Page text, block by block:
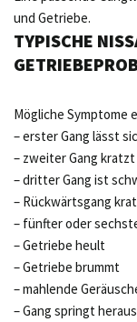
und Getriebe.
TYPISCHE
Mögliche Symptome
– erster Gang lässt
– zweiter Gang kratzt
– dritter Gang ist
– Rückwärtsgang
– fünfter oder
– Getriebe heult
– Getriebe brummt
– mahlende
– Gang springt heraus